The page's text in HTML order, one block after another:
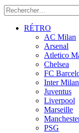
RÉTRO
AC Milan
Arsenal
Atletico
Chelsea
FC
Inter Milan
Juventus
Liverpool
Marseille
PSG